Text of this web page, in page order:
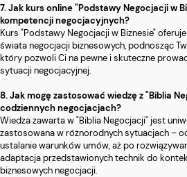
7. Jak kurs online "Podstawy Negocjacji w
kompetencji negocjacyjnych?
Kurs "Podstawy Negocjacji w Biznesie"
świata negocjacji biznesowych, podnosząc
który pozwoli Ci na pewne i skuteczne
sytuacji negocjacyjnej.
8. Jak mogę zastosować wiedzę z "Biblia
codziennych negocjacjach?
Wiedza zawarta w "Biblia Negocjacji" jest
zastosowana w różnorodnych sytuacjach –
ustalanie warunków umów, aż po
adaptacja przedstawionych technik do
biznesowych negocjacji.